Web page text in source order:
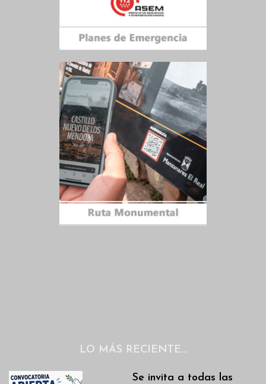
LO MÁS RECIENTE…
Se invita a todas las